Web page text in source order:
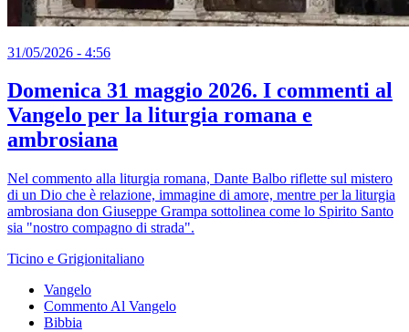
31/05/2026 - 4:56
Domenica 31 maggio 2026. I commenti al
Vangelo per la liturgia romana e
ambrosiana
Nel commento alla liturgia romana, Dante Balbo riflette sul mistero
di un Dio che è relazione, immagine di amore, mentre per la liturgia
ambrosiana don Giuseppe Grampa sottolinea come lo Spirito Santo
sia "nostro compagno di strada".
Ticino e Grigionitaliano
Vangelo
Commento Al Vangelo
Bibbia